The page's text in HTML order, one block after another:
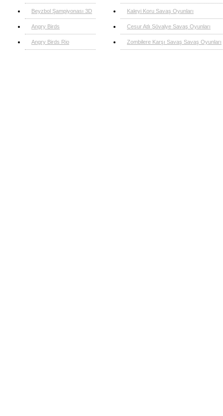
Beyzbol Şampiyonası 3D
Angry Birds
Angry Birds Rio
Kaleyi Koru Savaş Oyunları
Cesur Atlı Şövalye Savaş Oyunları
Zombilere Karşı Savaş Savaş Oyunları